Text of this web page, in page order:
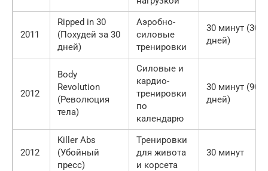
2011
Ripped in 30
(Похудей за 30
дней)
Аэробно-
силовые
тренировки
30 минут (30
дней)
2012
Body
Revolution
(Революция
тела)
Силовые и
кардио-
тренировки
по
календарю
30 минут (90
дней)
2012
Killer Abs
(Убойный
пресс)
Тренировки
для живота
и корсета
30 минут